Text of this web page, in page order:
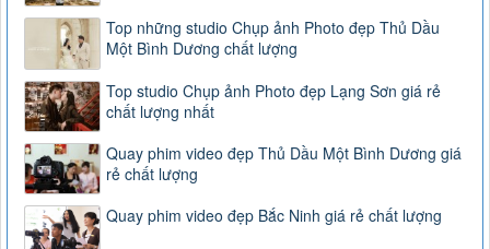
Top những studio Chụp ảnh Photo đẹp Thủ Dầu
Một Bình Dương chất lượng
Top studio Chụp ảnh Photo đẹp Lạng Sơn giá rẻ
chất lượng nhất
Quay phim video đẹp Thủ Dầu Một Bình Dương giá
rẻ chất lượng
Quay phim video đẹp Bắc Ninh giá rẻ chất lượng